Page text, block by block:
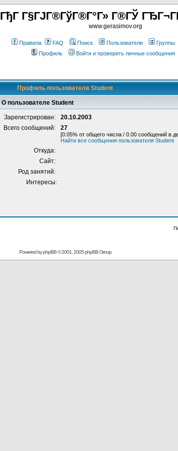
ГђГ Г§ГЈГ®ГўГ®Г°Г» Г®ГЎ
www.gerasimov.org
Правила FAQ Поиск Пользователи Группы
Профиль
Войти и проверить личные сообщения
Профиль пользователя Student
О пользователе Student
Зарегистрирован:
20.10.2003
Всего сообщений:
27
[0.05% от общего числа / 0.00 сообщений в
Найти все сообщения пользователя Student
Откуда:
Сайт:
Род занятий:
Интересы:
Powered byphpBB© 2001, 2005 phpBB Group